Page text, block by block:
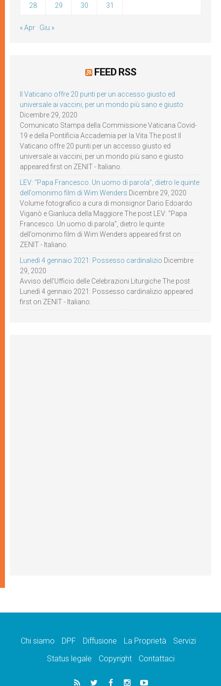
28 29 30 31
« Apr Giu »
FEED RSS
Il Vaticano offre 20 punti per un accesso giusto ed
universale ai vaccini, per un mondo più sano e giusto
Dicembre 29, 2020
Comunicato Stampa della Commissione Vaticana Covid-
19 e della Pontificia Accademia per la Vita The post Il
Vaticano offre 20 punti per un accesso giusto ed
universale ai vaccini, per un mondo più sano e giusto
appeared first on ZENIT - Italiano.
LEV: “Papa Francesco. Un uomo di parola”, dietro le quinte
dell’omonimo film di Wim Wenders Dicembre 29, 2020
Volume fotografico a cura di monsignor Dario Edoardo
Viganò e Gianluca della Maggiore The post LEV: “Papa
Francesco. Un uomo di parola”, dietro le quinte
dell’omonimo film di Wim Wenders appeared first on
ZENIT - Italiano.
Lunedì 4 gennaio 2021: Possesso cardinalizio Dicembre
29, 2020
Avviso dell’Ufficio delle Celebrazioni Liturgiche The post
Lunedì 4 gennaio 2021: Possesso cardinalizio appeared
first on ZENIT - Italiano.
Chi siamo DPF Diffusione La Proprietà
Servizi
Status legale
Copyright Contattaci